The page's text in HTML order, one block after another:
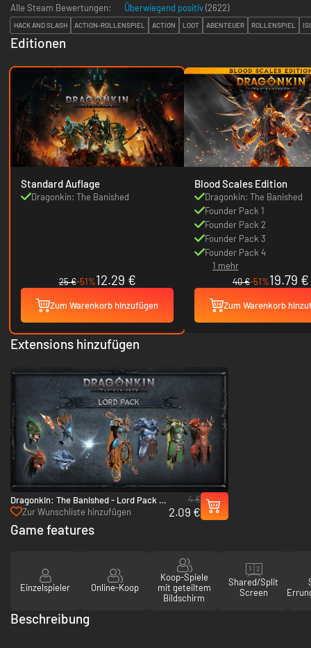
Alle Steam Bewertungen:
Überwiegend positiv(2622)
HACK AND SLASH ACTION-ROLLENSPIEL ACTION LOOT ABENTEUER ROLLENSPIEL
Editionen
Standard Auflage
Dragonkin: The Banished
25 €-51%12.29 €
Zum Warenkorb hinzufügen
Blood Scales Edition
Dragonkin: The Banished
Founder Pack 1
Founder Pack 2
Founder Pack 3
Founder Pack 4
1 mehr
40 €-51%19.79 €
Zum Warenkorb
Extensions hinzufügen
Dragonkin: The Banished - Lord Pack -
PC (Steam)
Zur Wunschliste hinzufügen
4 €
2.09 €
Game features
Einzelspieler Online-Koop
Koop-Spiele
mit geteiltem
Bildschirm
Shared/Split
Screen
Beschreibung